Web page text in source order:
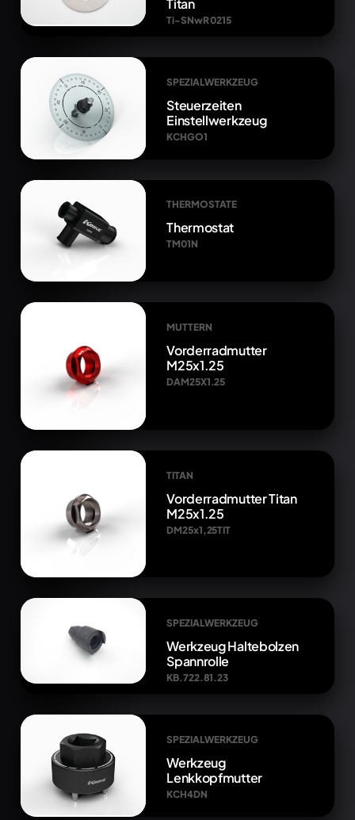
Titan
Ti-SNwR 0215
SPEZIALWERKZEUG
Steuerzeiten
Einstellwerkzeug
KCHGO1
THERMOSTATE
Thermostat
TM01N
MUTTERN
Vorderradmutter
M25x1.25
DAM25X1.25
TITAN
Vorderradmutter Titan
M25x1.25
DM25x1,25TIT
SPEZIALWERKZEUG
Werkzeug Haltebolzen
Spannrolle
KB.722.81.23
SPEZIALWERKZEUG
Werkzeug
Lenkkopfmutter
KCH4DN